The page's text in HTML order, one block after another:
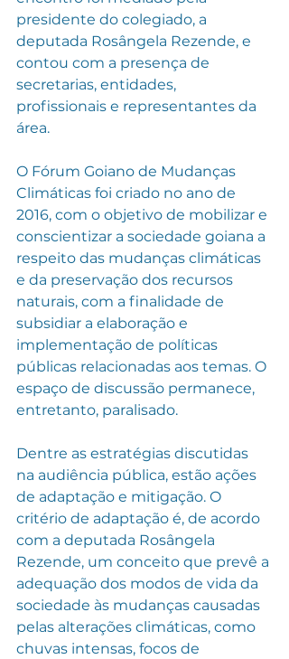
presidente do colegiado, a
deputada Rosângela Rezende, e
contou com a presença de
secretarias, entidades,
profissionais e representantes da
área.
O Fórum Goiano de Mudanças
Climáticas foi criado no ano de
2016, com o objetivo de mobilizar e
conscientizar a sociedade goiana a
respeito das mudanças climáticas
e da preservação dos recursos
naturais, com a finalidade de
subsidiar a elaboração e
implementação de políticas
públicas relacionadas aos temas. O
espaço de discussão permanece,
entretanto, paralisado.
Dentre as estratégias discutidas
na audiência pública, estão ações
de adaptação e mitigação. O
critério de adaptação é, de acordo
com a deputada Rosângela
Rezende, um conceito que prevê a
adequação dos modos de vida da
sociedade às mudanças causadas
pelas alterações climáticas, como
chuvas intensas, focos de